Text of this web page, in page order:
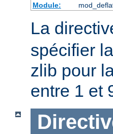
Module:
La
spécifier
zlib pour
entre 1 et